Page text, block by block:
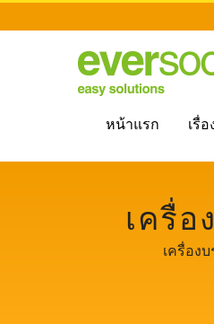
หน้าแรก เรื่
เครื่
ซิลค์เครื่อง